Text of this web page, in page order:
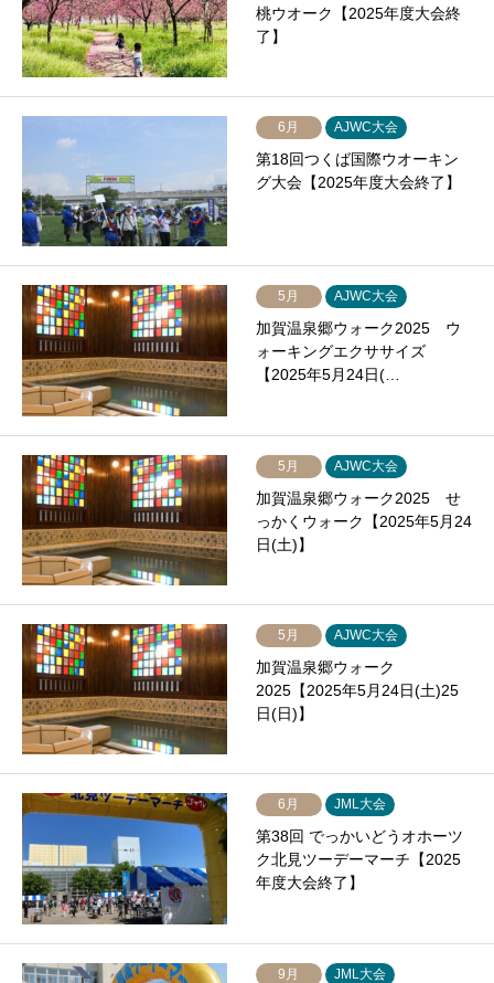
桃ウオーク【2025年度大会終
了】
6月 AJWC大会
第18回つくば国際ウオーキン
グ大会【2025年度大会終了】
5月 AJWC大会
加賀温泉郷ウォーク2025 ウ
ォーキングエクササイズ
【2025年5月24日(…
5月 AJWC大会
加賀温泉郷ウォーク2025 せ
っかくウォーク【2025年5月24
日(土)】
5月 AJWC大会
加賀温泉郷ウォーク
2025【2025年5月24日(土)25
日(日)】
6月 JML大会
第38回 でっかいどうオホーツ
ク北見ツーデーマーチ【2025
年度大会終了】
9月 JML大会